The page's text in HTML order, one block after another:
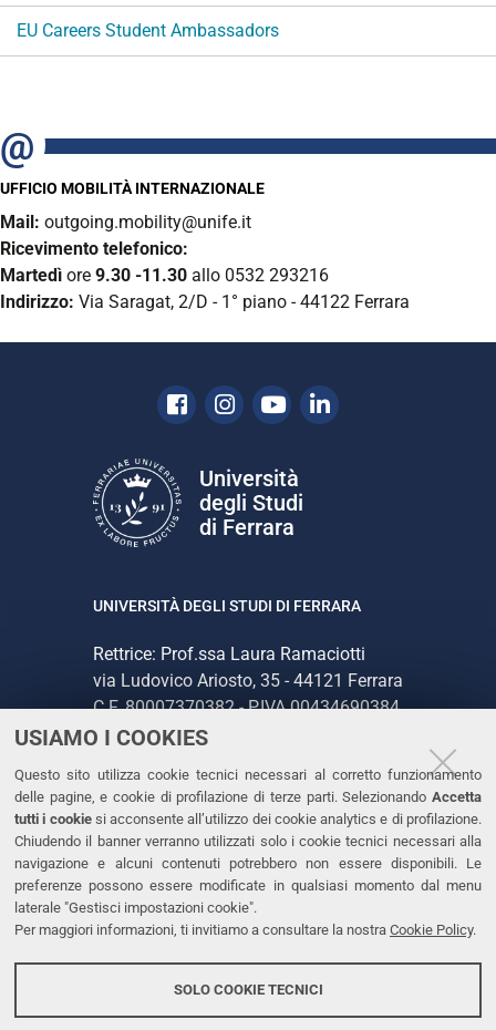
USIAMO I COOKIES
Questo sito utilizza cookie tecnici necessari al corretto funzionamento
delle pagine, e cookie di profilazione di terze parti. Selezionando Accetta
tutti i cookiesi acconsente all’utilizzo dei cookie analytics e di profilazione.
Chiudendo il banner verranno utilizzati solo i cookie tecnici necessari alla
navigazione e alcuni contenuti potrebbero non essere disponibili. Le
preferenze possono essere modificate in qualsiasi momento dal menu
laterale "Gestisci impostazioni cookie".
Per maggiori informazioni, ti invitiamo a consultare la nostra Cookie Policy.
SOLO COOKIE TECNICI
EU Careers Student Ambassadors
UFFICIO MOBILITÀ INTERNAZIONALE
Mail: outgoing.mobility@unife.it
Ricevimento telefonico:
Martedì ore 9.30 -11.30 allo 0532 293216
Indirizzo: Via Saragat, 2/D - 1° piano - 44122 Ferrara
Facebook
Instagram
YoutubeLinkedin
Università
degli Studi
di Ferrara
UNIVERSITÀ DEGLI STUDI DI FERRARA
Rettrice: Prof.ssa Laura Ramaciotti
via Ludovico Ariosto, 35 - 44121 Ferrara
C.F. 80007370382 - P.IVA 00434690384
CONTATTI
Tel. +39 0532 293111
Fax. +39 0532 293031
PEC
LINKS
Accessibilità
Protezione dati personali